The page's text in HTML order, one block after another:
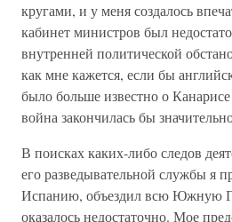
кругами, и у меня создалось
кабинет министров был
внутренней политической
как мне кажется, если бы
было больше известно о
война закончилась бы
В поисках каких-либо следов
его разведывательной службы я
Испанию, объездил всю Южную
оказалось недостаточно. Мое